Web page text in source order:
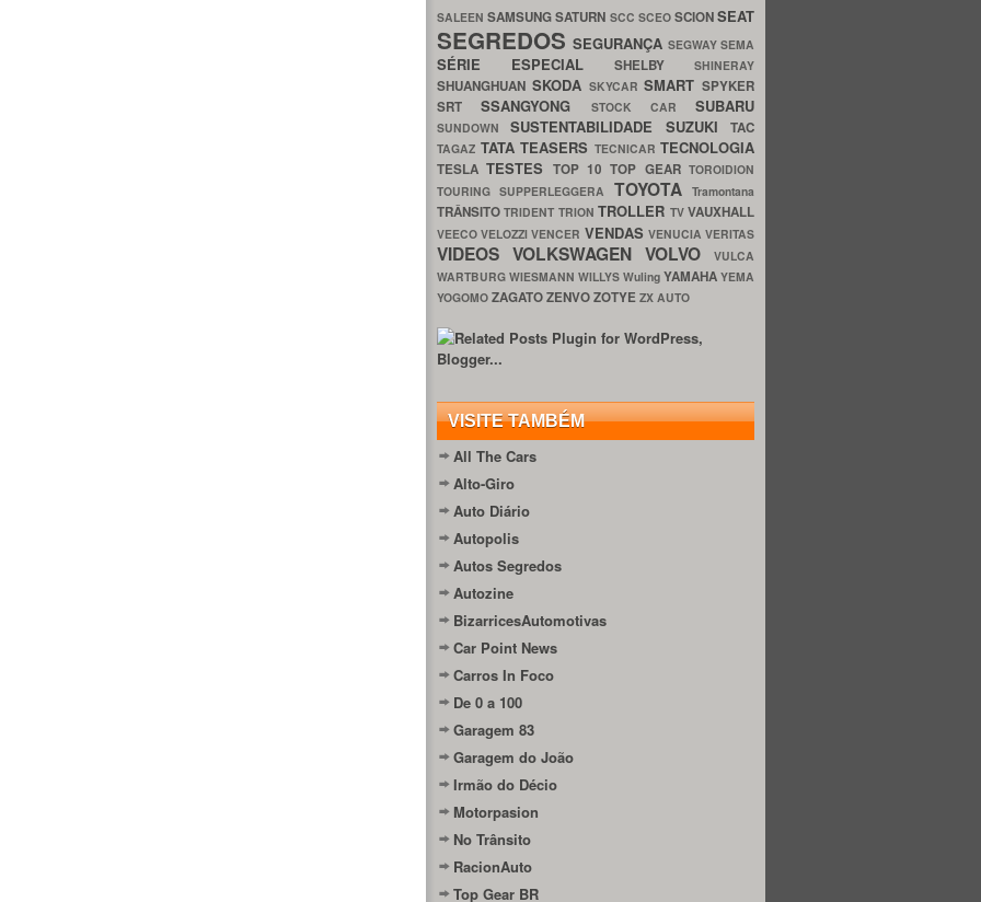
SALEENSAMSUNGSATURN SCC SCEO SCIONSEAT
SEGREDOSSEGURANÇA SEGWAYSEMA
SÉRIE ESPECIAL SHELBY SHINERAY
SHUANGHUAN SKODA SKYCARSMART SPYKER
SRTSSANGYONG STOCK CAR SUBARU
SUNDOWNSUSTENTABILIDADE SUZUKITAC
TAGAZ TATA TEASERS TECNICAR TECNOLOGIA
TESLATESTES TOP 10TOP GEARTOROIDION
TOURING SUPPERLEGGERA TOYOTATramontana
TRÂNSITOTRIDENT TRIONTROLLER TVVAUXHALL
VEECOVELOZZIVENCER VENDAS VENUCIAVERITAS
VIDEOS VOLKSWAGEN VOLVO
VULCA
WARTBURG WIESMANN WILLYS Wuling YAMAHA YEMA
YOGOMO ZAGATOZENVOZOTYE ZX AUTO
VISITE TAMBÉM
All The Cars
Alto-Giro
Auto Diário
Autopolis
Autos Segredos
Autozine
BizarricesAutomotivas
Car Point News
Carros In Foco
De 0 a 100
Garagem 83
Garagem do João
Irmão do Décio
Motorpasion
No Trânsito
RacionAuto
Top Gear BR